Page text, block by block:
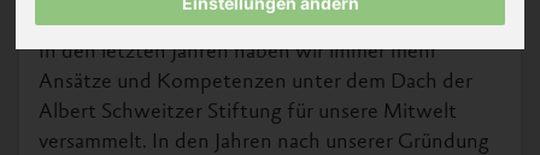
In den letzten Jahren haben wir immer mehr
Ansätze und Kompetenzen unter dem Dach der
Albert Schweitzer Stiftung für unsere Mitwelt
versammelt. In den Jahren nach unserer Gründung